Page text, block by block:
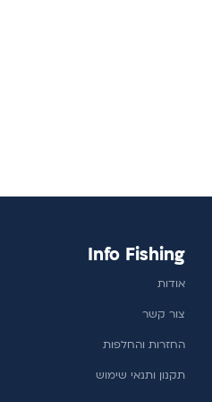
Info Fishing
אודות
צור קשר
החזרות והחלפות
תקנון ותנאי שימוש